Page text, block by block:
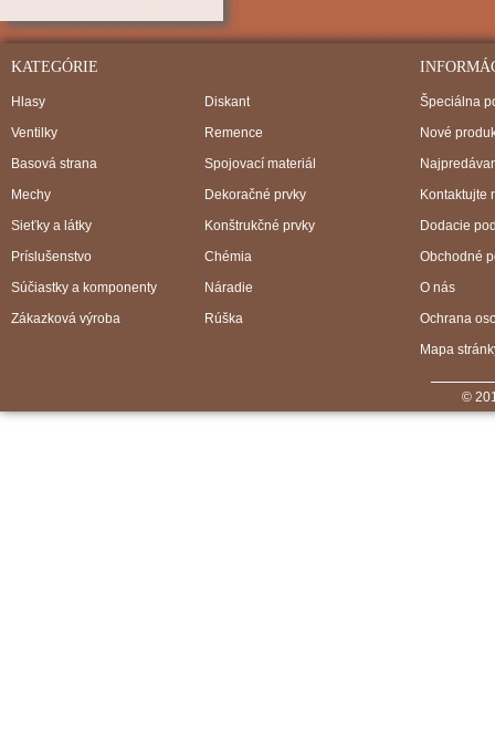
KATEGÓRIE
Hlasy
Ventilky
Diskant
Remence
Basová strana
Mechy
Spojovací materiál
Dekoračné prvky
Sieťky a látky
Príslušenstvo
Konštrukčné prvky
Chémia
Súčiastky a komponenty
Zákazková výroba
Náradie
Rúška
Špeciálna
Nové
Kontaktujte
Dodacie
Obchodné
O nás
Ochrana
Mapa
©